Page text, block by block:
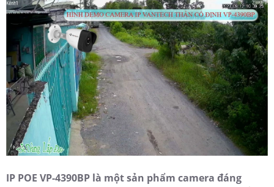
IP POE VP-4390BP là một sản phẩm camera đáng